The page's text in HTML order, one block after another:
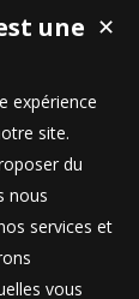
✕
une
expérience
site.
du
nous
services et
vous